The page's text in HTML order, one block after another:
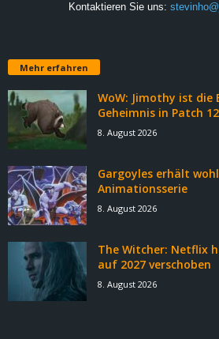
Kontaktieren Sie uns:
Mehr erfahren
WoW: Jimothy ist die
Geheimnis in Patch
8. August 2026
Gargoyles erhält
Animationsserie
8. August 2026
The Witcher: Netflix
auf 2027 verschoben
8. August 2026